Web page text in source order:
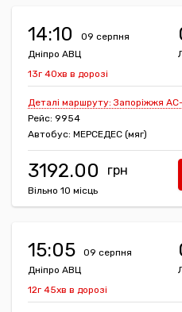
14:10
09 серпня
Дніпро АВЦ
13г 40хв в дорозі
Деталі маршруту: Запоріжжя
Рейс: 9954
Автобус: МЕРСЕДЕС (мяг)
3192.00
Вільно 10 місць
15:05
09 серпня
Дніпро АВЦ
12г 45хв в дорозі